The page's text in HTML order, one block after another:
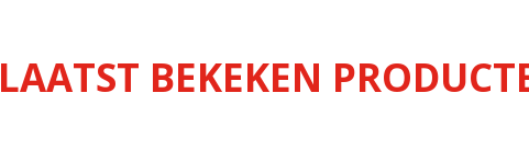
LAATST BEKEKEN